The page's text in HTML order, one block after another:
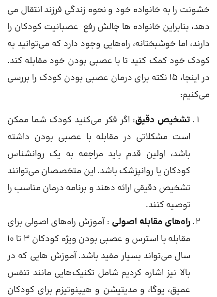
خشونت را به خانواده خود و نحوه زندگی فرزند انتقال می
دهد، بنابراین خانواده ها چالش رفع عصبانیت کودکان را
دارند، اما خوشبختانه، راه‌هایی وجود دارد که می‌توانید به
کودک خود کمک کنید تا با عصبی بودن خود مقابله کند.
در اینجا، 15 نکته برای درمان عصبی بودن کودک را بررسی
می‌کنیم:
تشخیص دقیق: اگر فکر می‌کنید کودک شما ممکن
است مشکلاتی در مقابله با عصبی بودن داشته
باشد، اولین قدم باید مراجعه به یک روانشناس
کودکان یا روانپزشک باشد. این متخصصان می‌توانند
تشخیص دقیقی ارائه دهند و برنامه درمان مناسب را
توصیه کنند.
راه‌های مقابله اصولی : آموزش راه‌های اصولی برای
مقابله با استرس و عصبی بودن ویژه کودکان 3 تا 10
سال می‌تواند بسیار مفید باشد. آموزش هایی که در
بالا نیز اشاره کردیم شامل تکنیک‌هایی مانند تنفس
عمیق، یوگا، و مدیتیشن و هیپنوتیزم برای کودکان